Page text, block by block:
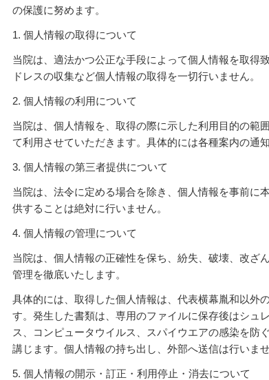
の保護に努めます。
1. 個人情報の取得について
当院は、適法かつ公正な手段によって個人情報を取得
ドレスの収集など個人情報の取得を一切行いません。
2. 個人情報の利用について
当院は、個人情報を、取得の際に示した利用目的の範
て利用させていただきます。具体的には各種案内の通知
3. 個人情報の第三者提供について
当院は、法令に定める場合を除き、個人情報を事前に
供することは絶対に行いません。
4. 個人情報の管理について
当院は、個人情報の正確性を保ち、紛失、破壊、改ざ
管理を徹底いたします。
具体的には、取得した個人情報は、代表横幕胤和以外
す。発生した書類は、専用のファイルに保存後はシュ
ス、コンピュータウイルス、スパイウエアの感染を防
講じます。個人情報の持ち出し、外部へ送信は行いませ
5. 個人情報の開示・訂正・利用停止・消去について